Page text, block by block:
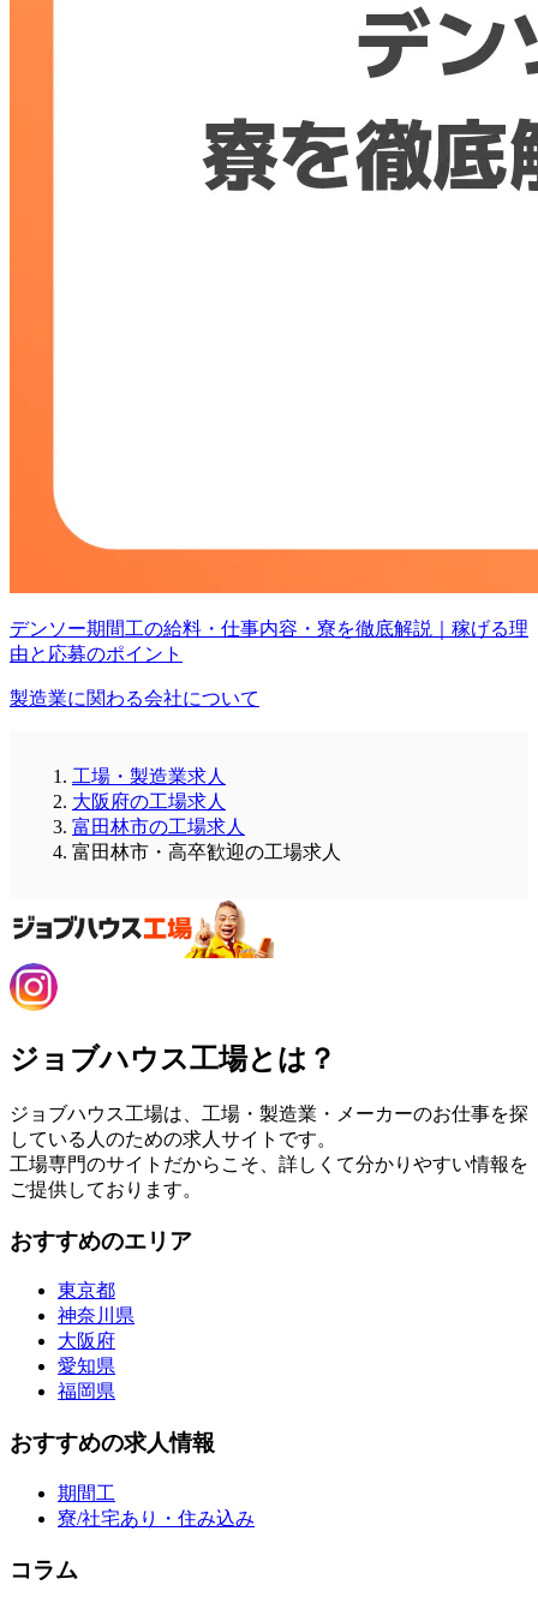
デンソー期間工の給料・仕事内容・寮を徹底解説｜稼げる理
由と応募のポイント
製造業に関わる会社について
工場・製造業求人
大阪府の工場求人
富田林市の工場求人
富田林市・高卒歓迎の工場求人
ジョブハウス工場とは？
ジョブハウス工場は、工場・製造業・メーカーのお仕事を探
している人のための求人サイトです。
工場専門のサイトだからこそ、詳しくて分かりやすい情報を
ご提供しております。
おすすめのエリア
東京都
神奈川県
大阪府
愛知県
福岡県
おすすめの求人情報
期間工
寮/社宅あり・住み込み
コラム